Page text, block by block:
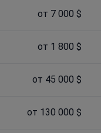
от 7 000 $
от 1 800 $
от 45 000 $
от 130 000 $